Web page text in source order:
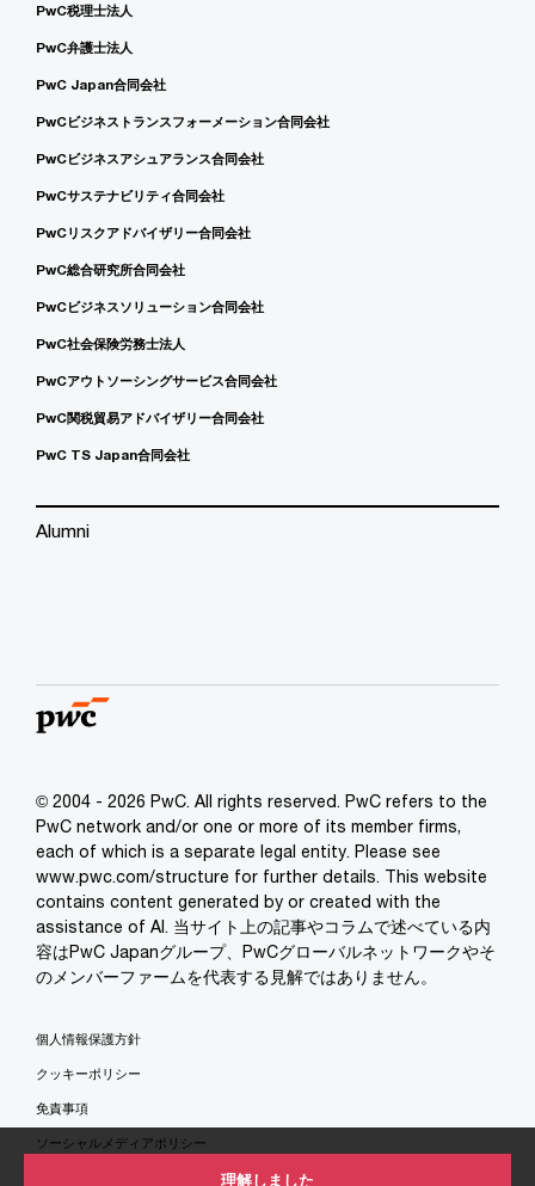
理解しました
PwC税理士法人
PwC弁護士法人
PwC Japan合同会社
PwCビジネストランスフォーメーション合同会社
PwCビジネスアシュアランス合同会社
PwCサステナビリティ合同会社
PwCリスクアドバイザリー合同会社
PwC総合研究所合同会社
PwCビジネスソリューション合同会社
PwC社会保険労務士法人
PwCアウトソーシングサービス合同会社
PwC関税貿易アドバイザリー合同会社
PwC TS Japan合同会社
Alumni
© 2004 - 2026 PwC. All rights reserved. PwC refers to the
PwC network and/or one or more of its member firms,
each of which is a separate legal entity. Please see
www.pwc.com/structure for further details. This website
contains content generated by or created with the
assistance of AI. 当サイト上の記事やコラムで述べている内
容はPwC Japanグループ、PwCグローバルネットワークやそ
のメンバーファームを代表する見解ではありません。
個人情報保護方針
クッキーポリシー
免責事項
ソーシャルメディアポリシー